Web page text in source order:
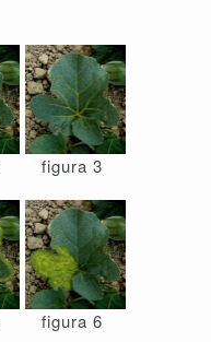
figura 3
figura 6